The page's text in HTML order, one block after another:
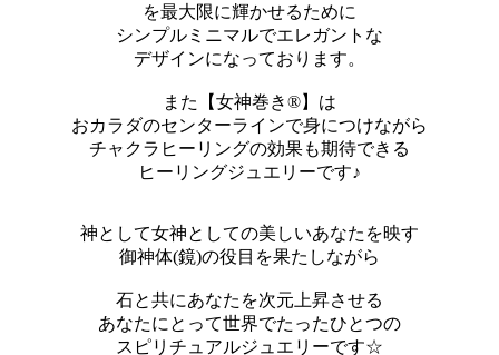
を最大限に輝かせるために
シンプルミニマルでエレガントな
デザインになっております。
また【女神巻き®】は
おカラダのセンターラインで身につけながら
チャクラヒーリングの効果も期待できる
ヒーリングジュエリーです♪
神として女神としての美しいあなたを映す
御神体(鏡)の役目を果たしながら
石と共にあなたを次元上昇させる
あなたにとって世界でたったひとつの
スピリチュアルジュエリーです☆